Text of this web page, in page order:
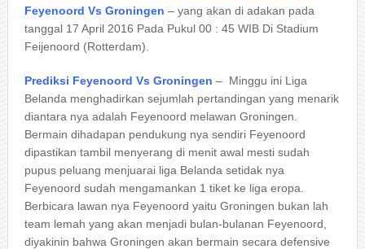
Feyenoord Vs Groningen – yang akan di adakan pada
tanggal 17 April 2016 Pada Pukul 00 : 45 WIB Di Stadium
Feijenoord (Rotterdam).
Prediksi Feyenoord Vs Groningen – Minggu ini Liga
Belanda menghadirkan sejumlah pertandingan yang menarik
diantara nya adalah Feyenoord melawan Groningen.
Bermain dihadapan pendukung nya sendiri Feyenoord
dipastikan tambil menyerang di menit awal mesti sudah
pupus peluang menjuarai liga Belanda setidak nya
Feyenoord sudah mengamankan 1 tiket ke liga eropa.
Berbicara lawan nya Feyenoord yaitu Groningen bukan lah
team lemah yang akan menjadi bulan-bulanan Feyenoord,
diyakinin bahwa Groningen akan bermain secara defensive